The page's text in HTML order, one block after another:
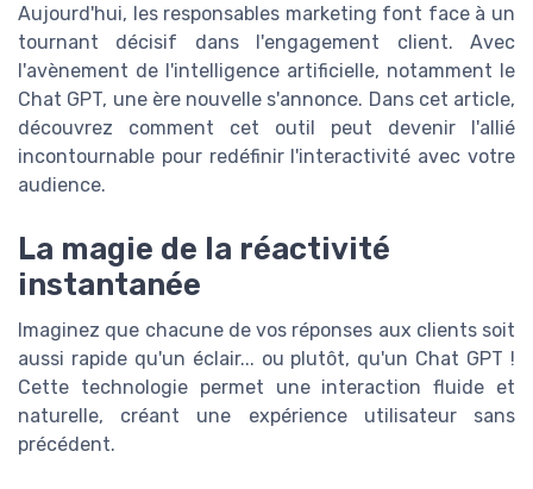
Aujourd'hui, les responsables marketing font face à un
tournant décisif dans l'engagement client. Avec
l'avènement de l'intelligence artificielle, notamment le
Chat GPT, une ère nouvelle s'annonce. Dans cet article,
découvrez comment cet outil peut devenir l'allié
incontournable pour redéfinir l'interactivité avec votre
audience.
La magie de la réactivité
instantanée
Imaginez que chacune de vos réponses aux clients soit
aussi rapide qu'un éclair... ou plutôt, qu'un Chat GPT !
Cette technologie permet une interaction fluide et
naturelle, créant une expérience utilisateur sans
précédent.